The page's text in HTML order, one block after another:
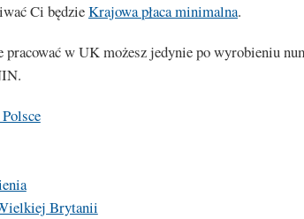
Ci będzieKrajowa płaca minimalna.
pracować w UK możesz jedynie po wyrobieniu
Brytanii